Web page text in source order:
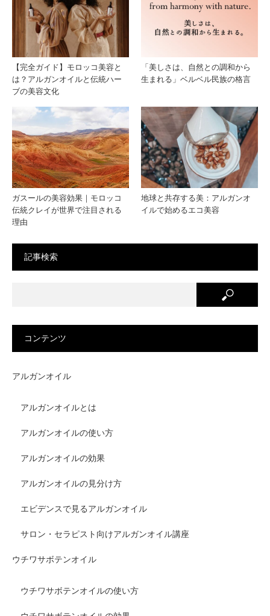
んか
らの
嬉し
い報
告
オイ
ルで
でき
る対
策
【完全ガイド】モロッコ美容と
は？アルガンオイルと伝統ハー
ブの美容文化
「美しさは、自然との調和から
生まれる」ベルベル民族の格言
ガスールの美容効果｜モロッコ
伝統クレイが世界で注目される
理由
地球と共存する美：アルガンオ
イルで始めるエコ美容
記事検索
コンテンツ
アルガンオイル
アルガンオイルとは
アルガンオイルの使い方
アルガンオイルの効果
アルガンオイルの見分け方
エビデンスで見るアルガンオイル
サロン・セラピスト向けアルガンオイル講座
ウチワサボテンオイル
ウチワサボテンオイルの使い方